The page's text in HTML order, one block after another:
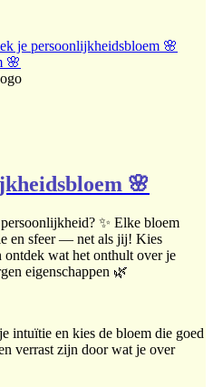
🌸
🌸
✨ Elke bloem
en sfeer — net als jij! Kies
ontdek wat het onthult over je
eigenschappen 🌿
intuïtie en kies de bloem die goed
verrast zijn door wat je over